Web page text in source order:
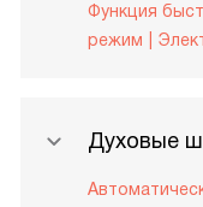
Функция
режим
Духовые